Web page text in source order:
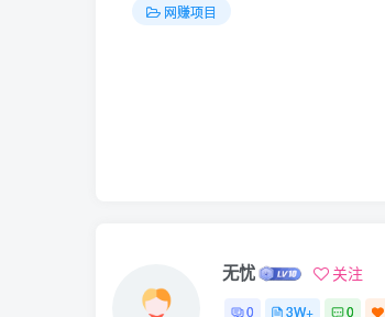
网赚项目
无忧 关注
0 3W+ 0